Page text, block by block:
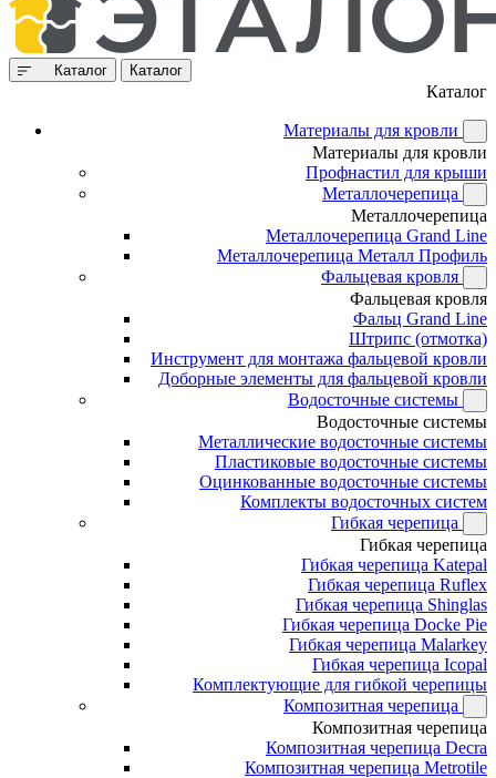
Каталог Каталог
Каталог
Материалы для кровли
Материалы для кровли
Профнастил для крыши
Металлочерепица
Металлочерепица
Металлочерепица Grand Line
Металлочерепица Металл Профиль
Фальцевая кровля
Фальцевая кровля
Фальц Grand Line
Штрипс (отмотка)
Инструмент для монтажа фальцевой кровли
Доборные элементы для фальцевой кровли
Водосточные системы
Водосточные системы
Металлические водосточные системы
Пластиковые водосточные системы
Оцинкованные водосточные системы
Комплекты водосточных систем
Гибкая черепица
Гибкая черепица
Гибкая черепица Katepal
Гибкая черепица Ruflex
Гибкая черепица Shinglas
Гибкая черепица Docke Pie
Гибкая черепица Malarkey
Гибкая черепица Icopal
Комплектующие для гибкой черепицы
Композитная черепица
Композитная черепица
Композитная черепица Decra
Композитная черепица Metrotile